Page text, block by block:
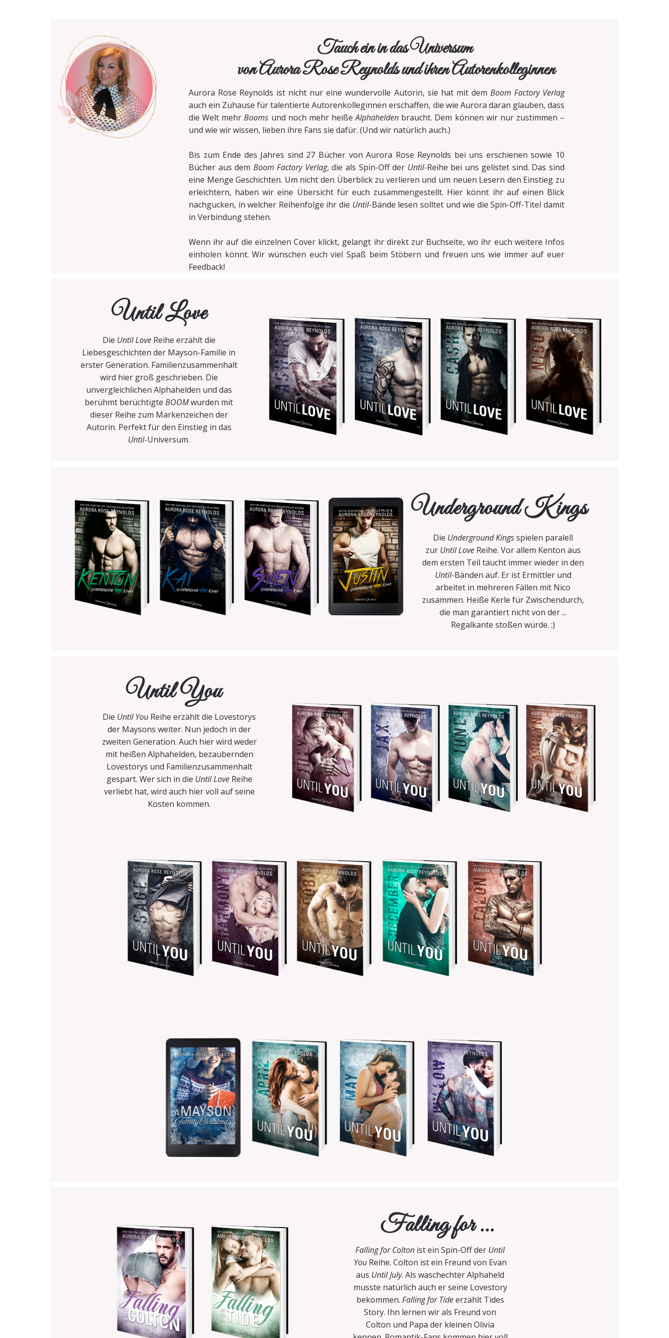
Tauch ein in das Universum
von Aurora Rose Reynolds und ihren Autorenkolleginnen
Aurora Rose Reynolds ist nicht nur eine wundervolle Autorin, sie hat mit dem Boom Factory Verlag
auch ein Zuhause für talentierte Autorenkolleginnen erschaffen, die wie Aurora daran glauben, dass
die Welt mehrBooms und noch mehr heißeAlphahelden braucht. Dem können wir nur zustimmen –
und wie wir wissen, lieben ihre Fans sie dafür. (Und wir natürlich auch.)
Bis zum Ende des Jahres sind 27 Bücher von Aurora Rose Reynolds bei uns erschienen sowie 10
Bücher aus dem Boom Factory Verlag, die als Spin-Off der Until-Reihe bei uns gelistet sind. Das sind
eine Menge Geschichten. Um nicht den Überblick zu verlieren und um neuen Lesern den Einstieg zu
erleichtern, haben wir eine Übersicht für euch zusammengestellt. Hier könnt ihr auf einen Blick
nachgucken, in welcher Reihenfolge ihr die Until-Bände lesen solltet und wie die Spin-Off-Titel damit
in Verbindung stehen.
Wenn ihr auf die einzelnen Cover klickt, gelangt ihr direkt zur Buchseite, wo ihr euch weitere Infos
einholen könnt. Wir wünschen euch viel Spaß beim Stöbern und freuen uns wie immer auf euer
Feedback!
Until Love
Die Until LoveReihe erzählt die
Liebesgeschichten der Mayson-Familie in
erster Generation. Familienzusammenhalt
wird hier groß geschrieben. Die
unvergleichlichen Alphahelden und das
berühmt berüchtigte BOOMwurden mit
dieser Reihe zum Markenzeichen der
Autorin. Perfekt für den Einstieg in das
Until-Universum.
Underground Kings
Die Underground Kingsspielen paralell
zur Until LoveReihe. Vor allem Kenton aus
dem ersten Teil taucht immer wieder in den
Until-Bänden auf. Er ist Ermittler und
arbeitet in mehreren Fällen mit Nico
zusammen. Heiße Kerle für Zwischendurch,
die man garantiert nicht von der ...
Regalkante stoßen würde. :)
Until You
Die Until You Reihe erzählt die Lovestorys
der Maysons weiter. Nun jedoch in der
zweiten Generation. Auch hier wird weder
mit heißen Alphahelden, bezaubernden
Lovestorys und Familienzusammenhalt
gespart. Wer sich in die Until LoveReihe
verliebt hat, wird auch hier voll auf seine
Kosten kommen.
Falling for ...
Falling for Colton ist ein Spin-Off der Until
YouReihe. Colton ist ein Freund von Evan
aus Until July. Als waschechter Alphaheld
musste natürlich auch er seine Lovestory
bekommen. Falling for Tideerzählt Tides
Story. Ihn lernen wir als Freund von
Colton und Papa der kleinen Olivia